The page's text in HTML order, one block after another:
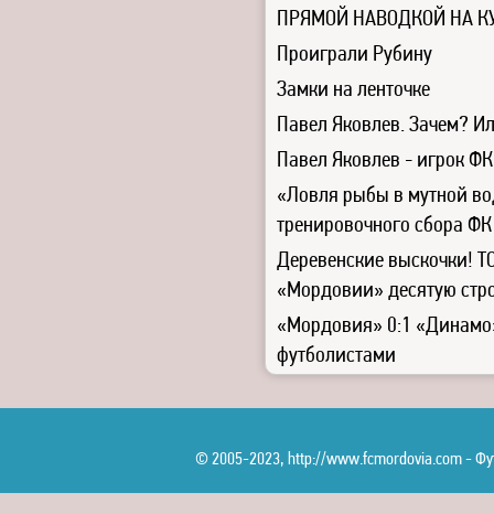
ПРЯМОЙ НАВОДКОЙ НА
Проиграли Рубину
Замки на ленточке
Павел Яковлев. Зачем?
Павел Яковлев - игрок
«Ловля рыбы в мутной
тренировочного сбора
Деревенские выскочки!
«Мордовии» десятую
«Мордовия» 0:1
футболистами
© 2005-2023, http://www.fcmordovia.com -